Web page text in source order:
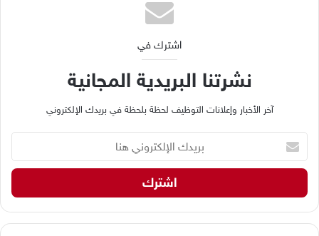
اشترك في
نشرتنا البريدية المجانية
آخر الأخبار وإعلانات التوظيف لحظة بلحظة في بريدك الإلكتروني
ي
ك
ا